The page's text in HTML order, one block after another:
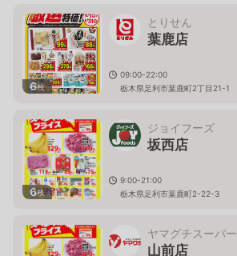
6枚
とりせん
葉鹿店
09:00-22:00
栃木県足利市葉鹿町2丁目21-1
6枚
ジョイフーズ
坂西店
9:00-21:00
栃木県足利市葉鹿町2-22-3
ヤマグチスーパー
山前店